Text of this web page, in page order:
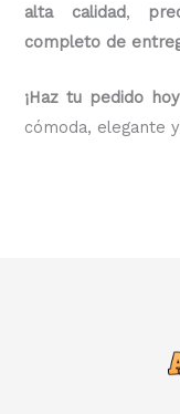
alta calidad,
completo de
¡Haz tu pedido
cómoda, elegante